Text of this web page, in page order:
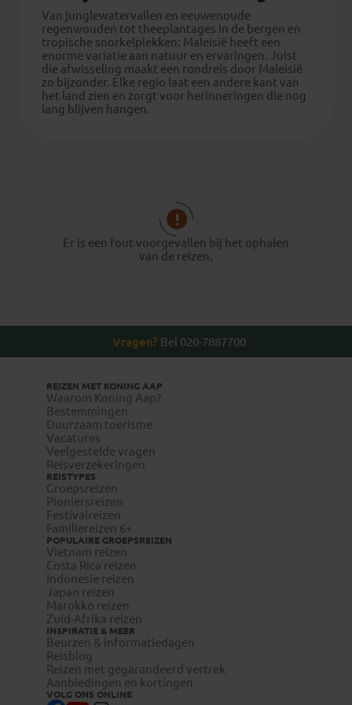
Van junglewatervallen en eeuwenoude
regenwouden tot theeplantages in de bergen en
tropische snorkelplekken: Maleisië heeft een
enorme variatie aan natuur en ervaringen. Juist
die afwisseling maakt een rondreis door Maleisië
zo bijzonder. Elke regio laat een andere kant van
het land zien en zorgt voor herinneringen die nog
lang blijven hangen.
Er is een fout voorgevallen bij het ophalen
van de reizen.
Vragen? Bel 020-7887700
REIZEN MET KONING AAP
Waarom Koning Aap?
Bestemmingen
Duurzaam toerisme
Vacatures
Veelgestelde vragen
Reisverzekeringen
REISTYPES
Groepsreizen
Pioniersreizen
Festivalreizen
Familiereizen 6+
POPULAIRE GROEPSREIZEN
Vietnam reizen
Costa Rica reizen
Indonesie reizen
Japan reizen
Marokko reizen
Zuid-Afrika reizen
INSPIRATIE & MEER
Beurzen & informatiedagen
Reisblog
Reizen met gegarandeerd vertrek
Aanbiedingen en kortingen
VOLG ONS ONLINE